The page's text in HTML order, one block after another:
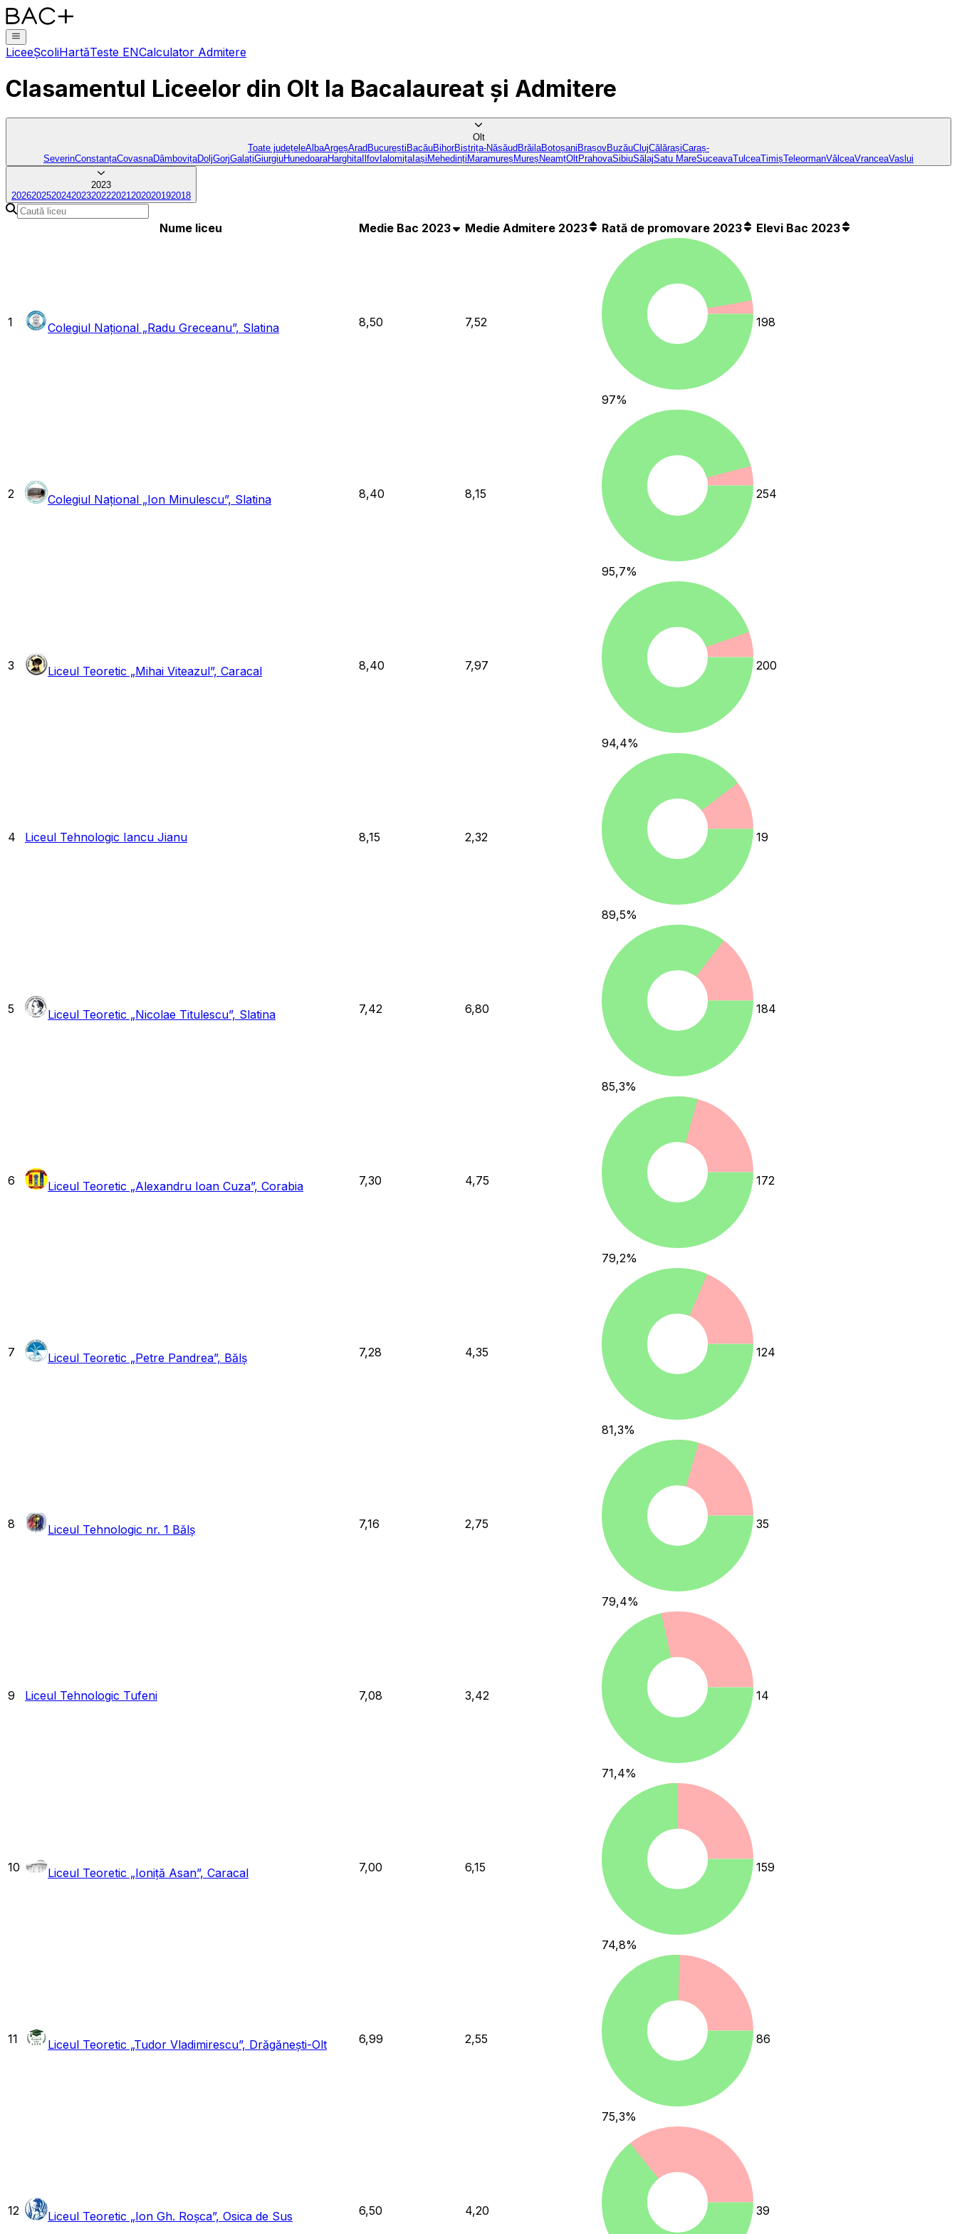
LiceeȘcoliHartăTeste ENCalculator Admitere
Clasamentul Liceelor din Olt la Bacalaureat și Admitere
Olt
Toate județeleAlbaArgeșAradBucureștiBacăuBihorBistrița-NăsăudBrăilaBotoșaniBrașovBuzăuClujCălărașiCaraș-
SeverinConstanțaCovasnaDâmbovițaDoljGorjGalațiGiurgiuHunedoaraHarghitaIlfovIalomițaIașiMehedințiMaramureșMureșNeamțOltPrahovaSibiuSălajSatu MareSuceavaTulceaTimișTeleormanVâlceaVranceaVaslui
2023
202620252024202320222021 202020192018
Nume liceu Medie Bac 2023 Medie Admitere 2023 Rată de promovare 2023 Elevi Bac 2023
1 Colegiul Național „Radu Greceanu”, Slatina 8,50 7,52
97%
198
2 Colegiul Național „Ion Minulescu”, Slatina 8,40 8,15
95,7%
254
3 Liceul Teoretic „Mihai Viteazul”, Caracal 8,40 7,97
94,4%
200
4 Liceul Tehnologic Iancu Jianu 8,15 2,32
89,5%
19
5 Liceul Teoretic „Nicolae Titulescu”, Slatina 7,42 6,80
85,3%
184
6 Liceul Teoretic „Alexandru Ioan Cuza”, Corabia 7,30 4,75
79,2%
172
7 Liceul Teoretic „Petre Pandrea”, Bălș 7,28 4,35
81,3%
124
8 Liceul Tehnologic nr. 1 Bălș 7,16 2,75
79,4%
35
9 Liceul Tehnologic Tufeni 7,08 3,42
71,4%
14
10 Liceul Teoretic „Ioniță Asan”, Caracal 7,00 6,15
74,8%
159
11 Liceul Teoretic „Tudor Vladimirescu”, Drăgănești-Olt 6,99 2,55
75,3%
86
12 Liceul Teoretic „Ion Gh. Roșca”, Osica de Sus 6,50 4,20 39